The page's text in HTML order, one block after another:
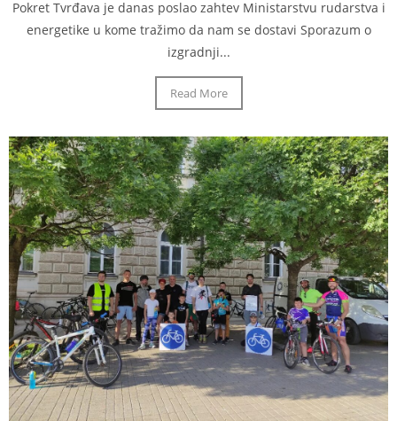
Pokret Tvrđava je danas poslao zahtev Ministarstvu rudarstva i
energetike u kome tražimo da nam se dostavi Sporazum o
izgradnji...
Read More